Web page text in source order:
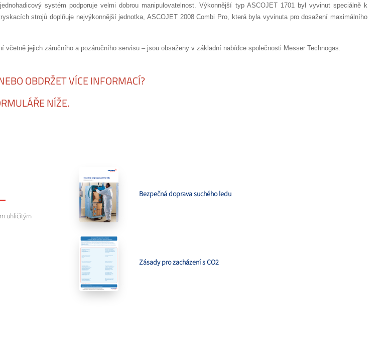
systém podporuje velmi dobrou manipulovatelnost. Výkonnější typ ASCOJET 1701 byl vyvinut speciálně k
strojů doplňuje nejvýkonnější jednotka, ASCOJET 2008 Combi Pro, která byla vyvinuta pro dosažení maximálního
jejich záručního a pozáručního servisu – jsou obsaženy v základní nabídce společnosti Messer Technogas.
OBDRŽET VÍCE INFORMACÍ?
NÍŽE.
uhličitým
Bezpečná doprava suchého ledu
Zásady pro zacházení s CO2